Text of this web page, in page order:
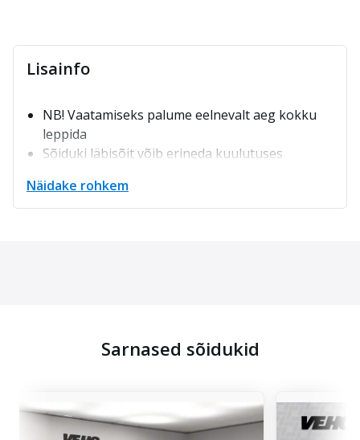
Lisainfo
NB! Vaatamiseks palume eelnevalt aeg kokku
leppida
Sõiduki läbisõit võib erineda kuulutuses
Veho Tallinn esinduse demosõiduk
Ostame tagasi Teie olemasoleva sõiduki
Näidake rohkem
Sarnased sõidukid